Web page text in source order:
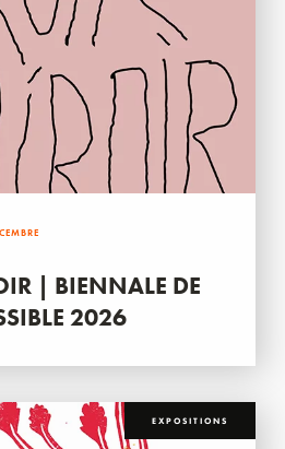
| BIENNALE DE
2026
EXPOSITIONS